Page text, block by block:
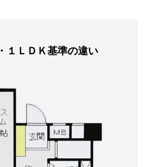
１ＬＤＫ基準の違い